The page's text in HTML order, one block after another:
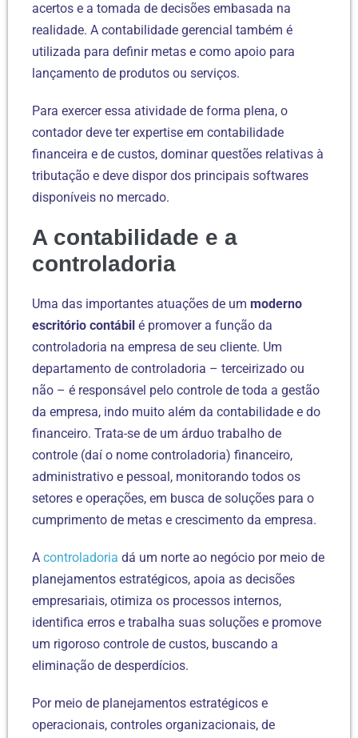
acertos e a tomada de decisões embasada na
realidade. A contabilidade gerencial também é
utilizada para definir metas e como apoio para
lançamento de produtos ou serviços.
Para exercer essa atividade de forma plena, o
contador deve ter expertise em contabilidade
financeira e de custos, dominar questões relativas à
tributação e deve dispor dos principais softwares
disponíveis no mercado.
A contabilidade e a
controladoria
Uma das importantes atuações de um moderno
escritório contábil é promover a função da
controladoria na empresa de seu cliente. Um
departamento de controladoria – terceirizado ou
não – é responsável pelo controle de toda a gestão
da empresa, indo muito além da contabilidade e do
financeiro. Trata-se de um árduo trabalho de
controle (daí o nome controladoria) financeiro,
administrativo e pessoal, monitorando todos os
setores e operações, em busca de soluções para o
cumprimento de metas e crescimento da empresa.
A controladoria dá um norte ao negócio por meio de
planejamentos estratégicos, apoia as decisões
empresariais, otimiza os processos internos,
identifica erros e trabalha suas soluções e promove
um rigoroso controle de custos, buscando a
eliminação de desperdícios.
Por meio de planejamentos estratégicos e
operacionais, controles organizacionais, de